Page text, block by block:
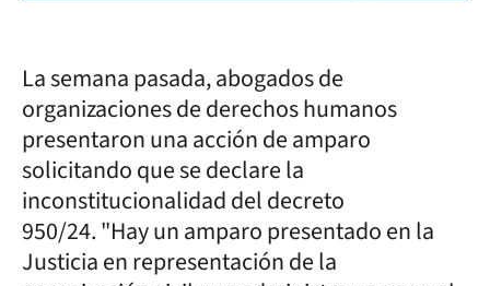
La semana pasada, abogados de
organizaciones de derechos humanos
presentaron una acción de amparo
solicitando que se declare la
inconstitucionalidad del decreto
950/24. "Hay un amparo presentado en la
Justicia en representación de la